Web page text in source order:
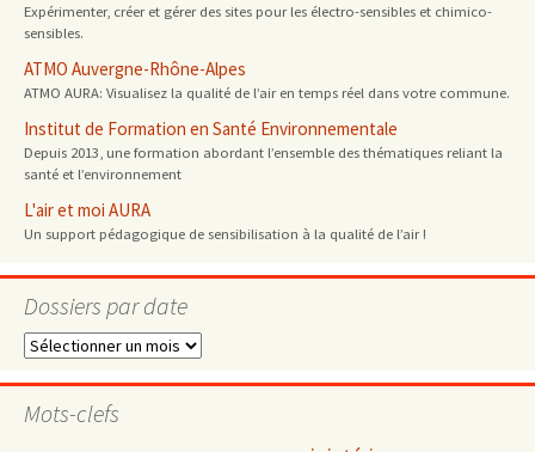
Expérimenter, créer et gérer des sites pour les électro-sensibles et chimico-
sensibles.
ATMO Auvergne-Rhône-Alpes
ATMO AURA: Visualisez la qualité de l’air en temps réel dans votre commune.
Institut de Formation en Santé Environnementale
Depuis 2013, une formation abordant l’ensemble des thématiques reliant la
santé et l’environnement
L'air et moi AURA
Un support pédagogique de sensibilisation à la qualité de l’air !
Dossiers par date
Dossiers
date
Mots-clefs